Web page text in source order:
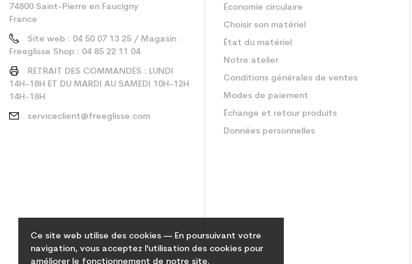
Ce site web utilise des cookies — En poursuivant votre
navigation, vous acceptez l'utilisation des cookies pour
améliorer le fonctionnement de notre site.
74800 Saint-Pierre en Faucigny
France
Site web : 04 50 07 13 25 / Magasin
Freeglisse Shop : 04 85 22 11 04
RETRAIT DES COMMANDES : LUNDI
14H-18H ET DU MARDI AU SAMEDI 10H-12H
14H-18H
serviceclient@freeglisse.com
Économie circulaire
Choisir son matériel
État du matériel
Notre atelier
Conditions générales de ventes
Modes de paiement
Échange et retour produits
Données personnelles